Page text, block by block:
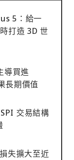
5：給一
打造 3D 世
導買進
長期價值
交易結構
失擴大至近